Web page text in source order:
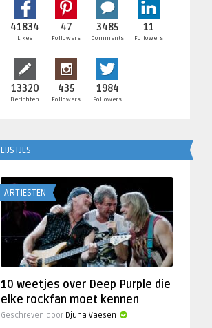
41834
Likes
47
Followers
3485
Comments
11
Followers
13320
Berichten
435
Followers
1984
Followers
LIJSTJES
ARTIESTEN
10 weetjes over Deep Purple die
elke rockfan moet kennen
Geschreven door Djuna Vaesen